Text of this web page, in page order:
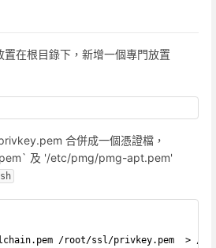
置在根目錄下，新增一個專門放置
合併成一個憑證檔，
及 '/etc/pmg/pmg-apt.pem'
/root/ssl/privkey.pem  > /etc/